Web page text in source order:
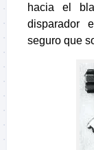
hacia el
disparador
seguro que